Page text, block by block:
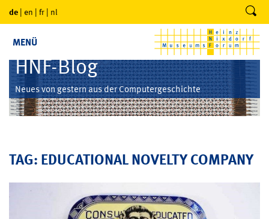
de | en | fr | nl
MENÜ
HNF-Blog
Neues von gestern aus der Computergeschichte
TAG: EDUCATIONAL NOVELTY COMPANY